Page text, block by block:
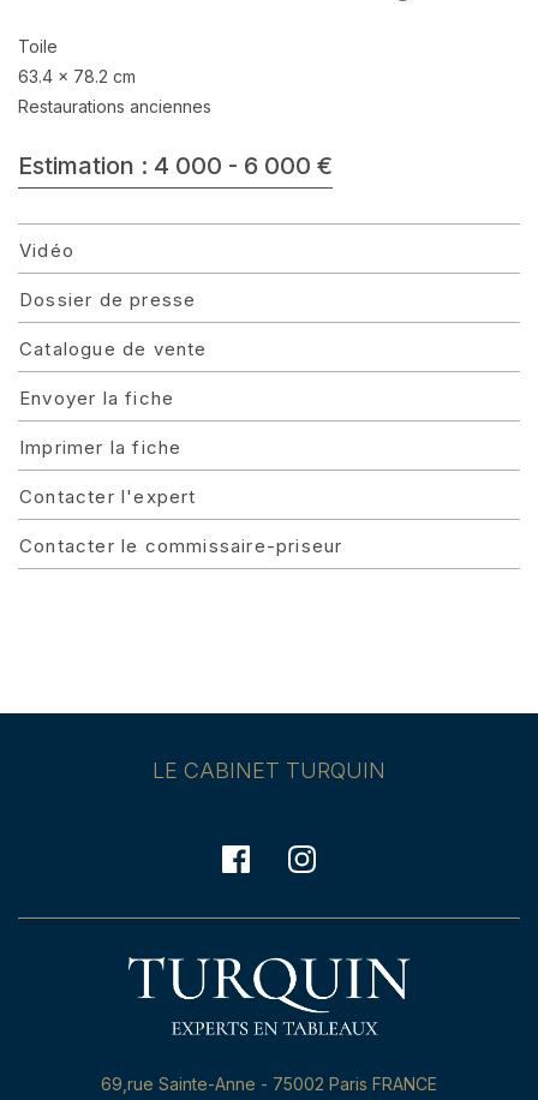
Toile
63.4 x 78.2 cm
Restaurations anciennes
Estimation : 4 000 - 6 000 €
Vidéo
Dossier de presse
Catalogue de vente
Envoyer la fiche
Imprimer la fiche
Contacter l'expert
Contacter le commissaire-priseur
LE CABINET TURQUIN
69,rue Sainte-Anne - 75002 Paris FRANCE